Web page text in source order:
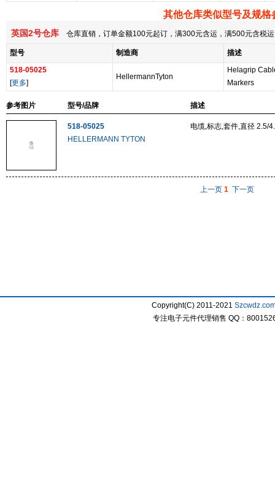
其他仓库类似型号及规格
英国2号仓库 仓库直销，订单金额100元起订，满300元含运，满500元含税
型号 制造商
描述
518-05025
[更多]
HellermannTyton
Helagrip
Markers
参考图片 型号/品牌 描述
518-05025
HELLERMANN TYTON
电缆,标志,套件,直径 2.5/
上一页 1 下一页
Copyright(C) 2011-2021
专注电子元件代理销售 QQ：